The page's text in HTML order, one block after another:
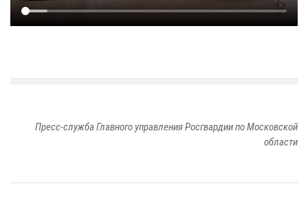
Пресс-служба Главного управления Росгвардии по Московской
области